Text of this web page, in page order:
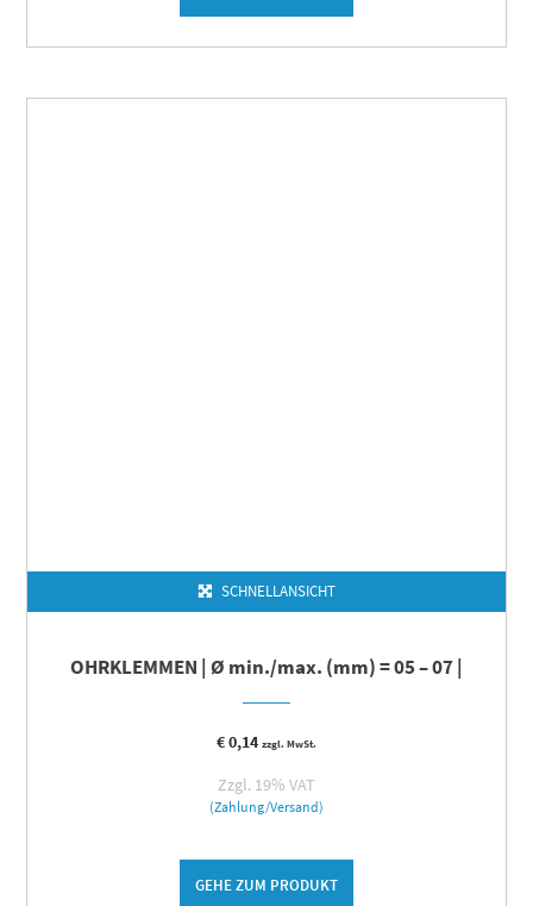
SCHNELLANSICHT
OHRKLEMMEN | Ø min./max. (mm) = 05 – 07 |
€0,14 zzgl. MwSt.
Zzgl. 19% VAT
(Zahlung/Versand)
GEHE ZUM PRODUKT